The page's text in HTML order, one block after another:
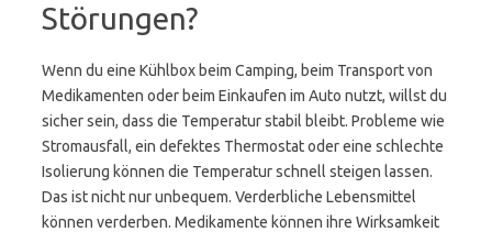
Störungen?
Wenn du eine Kühlbox beim Camping, beim Transport von
Medikamenten oder beim Einkaufen im Auto nutzt, willst du
sicher sein, dass die Temperatur stabil bleibt. Probleme wie
Stromausfall, ein defektes Thermostat oder eine schlechte
Isolierung können die Temperatur schnell steigen lassen.
Das ist nicht nur unbequem. Verderbliche Lebensmittel
können verderben. Medikamente können ihre Wirksamkeit